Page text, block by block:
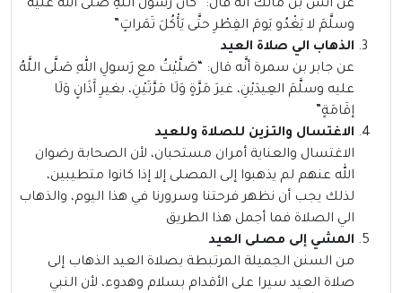
عن أنس بن مالك أنَّه قال: “كانَ رَسولُ اللَّهِ صَلَّى اللهُ عليه
وسلَّمَ لا يَغْدُو يَومَ الفِطْرِ حتَّى يَأْكُلَ تَمَراتٍ”
الذهاب الي صلاة العيد
عن جابر بن سمرة أنَّه قال: “صَلَّيْتُ مع رَسولِ اللهِ صَلَّى اللَّهُ
عليه وسلَّمَ العِيدَيْنِ، غيرَ مَرَّةٍ وَلَا مَرَّتَيْنِ، بغيرِ أَذَانٍ وَلَا
إقَامَةٍ”
الاغتسال والتزين للصلاة وللعيد
الاغتسال والعناية أمران مستحبان، لأن الصحابة رضوان
الله عنهم لم يذهبوا إلى المصلى إلا إذا كانوا متطيبين،
لذلك يجب أن نظهر فرحتنا وسرورنا في هذا اليوم، والذهاب
الي الصلاة فما أجمل هذا الطريق
المشي إلى مصلى العيد
من السنن الجميلة المرتبطة بصلاة العيد الذهاب إلى
صلاة العيد سيرا على الأقدام بسلام وهدوء، لأن النبي